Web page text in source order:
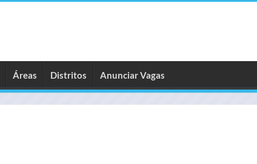
Áreas Distritos Anunciar Vagas